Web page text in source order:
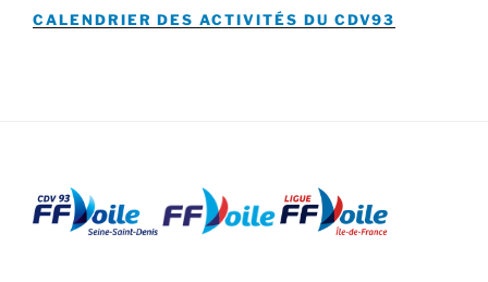
CALENDRIER DES ACTIVITÉS DU CDV93